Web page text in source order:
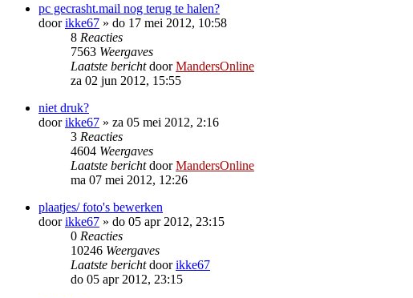
pc gecrasht.mail nog terug te halen?
doorikke67 » do 17 mei 2012, 10:58
8 Reacties
7563 Weergaves
Laatste berichtdoorMandersOnline
za 02 jun 2012, 15:55
niet druk?
doorikke67 » za 05 mei 2012, 2:16
3 Reacties
4604 Weergaves
Laatste berichtdoorMandersOnline
ma 07 mei 2012, 12:26
plaatjes/ foto's bewerken
doorikke67 » do 05 apr 2012, 23:15
0 Reacties
10246 Weergaves
Laatste berichtdoorikke67
do 05 apr 2012, 23:15